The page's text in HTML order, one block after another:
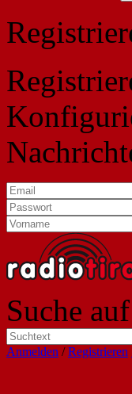
Suche
Anmelden /Registrieren